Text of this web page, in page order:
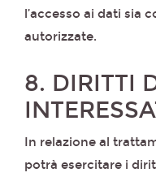
l’accesso ai dati sia
autorizzate.
8. DIRITTI
In relazione al
potrà esercitare i